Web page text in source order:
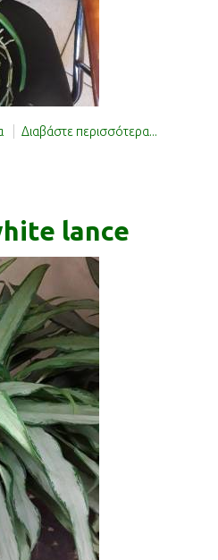
Διαβάστε περισσότερα...
lance